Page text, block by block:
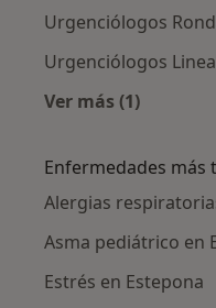
Urgenciólogos
Urgenciólogos
Ver más (1)
Enfermedades más
Alergias
Asma pediátrico en
Estrés en Estepona